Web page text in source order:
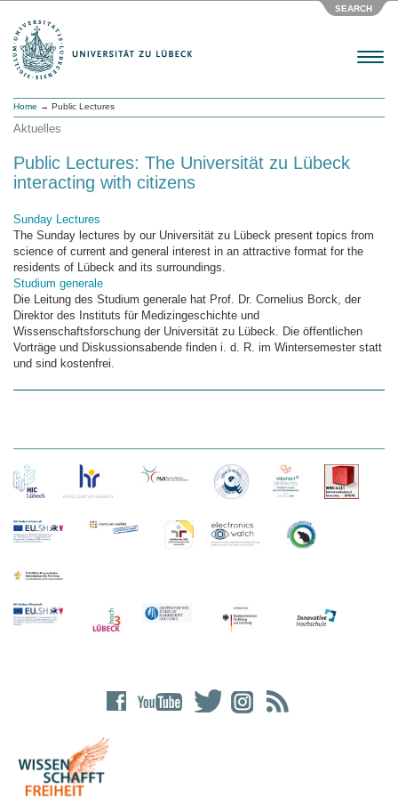
SEARCH
Menu
Home → Public Lectures
Aktuelles
Public Lectures: The Universität zu Lübeck
interacting with citizens
Sunday Lectures
The Sunday lectures by our Universität zu Lübeck present topics from
science of current and general interest in an attractive format for the
residents of Lübeck and its surroundings.
Studium generale
Die Leitung des Studium generale hat Prof. Dr. Cornelius Borck, der
Direktor des Instituts für Medizingeschichte und
Wissenschaftsforschung der Universität zu Lübeck. Die öffentlichen
Vorträge und Diskussionsabende finden i. d. R. im Wintersemester statt
und sind kostenfrei.